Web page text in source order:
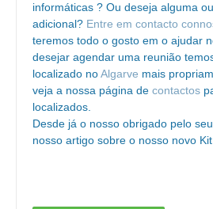
informáticas ? Ou deseja alguma
adicional? Entre em contacto
teremos todo o gosto em o ajudar
desejar agendar uma reunião
localizado noAlgarve mais
veja a nossa página de contactos
localizados.
Desde já o nosso obrigado pelo
nosso artigo sobre o nosso novo